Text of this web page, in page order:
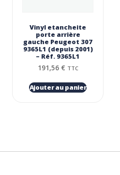
Vinyl etancheite
porte arrière
gauche Peugeot 307
9365L1 (depuis 2001)
– Réf. 9365L1
191,56 € TTC
Ajouter au panier